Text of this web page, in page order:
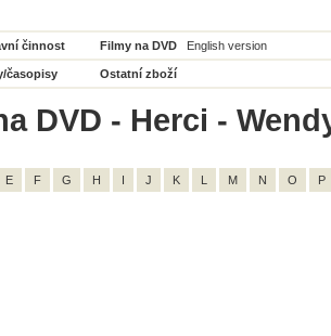
činnost Filmy na DVD English version
časopisy Ostatní zboží
DVD - Herci -
E F G H I J K L M N O P